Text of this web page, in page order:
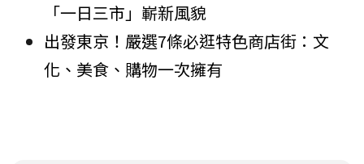
「一日三市」嶄新風貌
出發東京！嚴選7條必逛特色商店街：文
化、美食、購物一次擁有